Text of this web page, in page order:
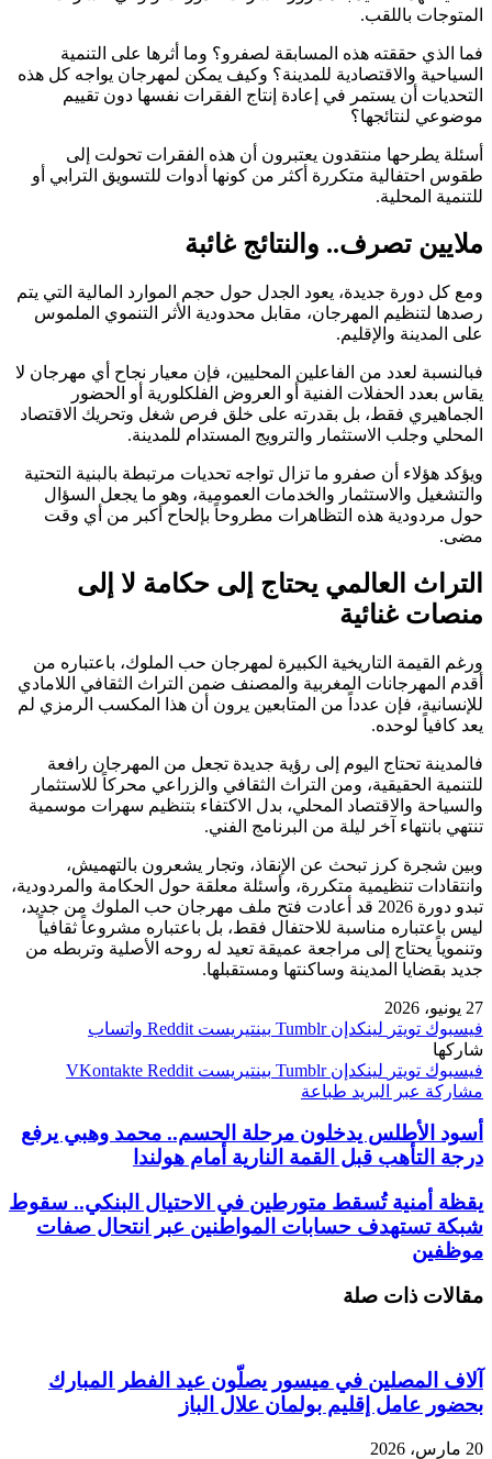
المتوجات باللقب.
فما الذي حققته هذه المسابقة لصفرو؟ وما أثرها على التنمية
السياحية والاقتصادية للمدينة؟ وكيف يمكن لمهرجان يواجه كل هذه
التحديات أن يستمر في إعادة إنتاج الفقرات نفسها دون تقييم
موضوعي لنتائجها؟
أسئلة يطرحها منتقدون يعتبرون أن هذه الفقرات تحولت إلى
طقوس احتفالية متكررة أكثر من كونها أدوات للتسويق الترابي أو
للتنمية المحلية.
ملايين تصرف.. والنتائج غائبة
ومع كل دورة جديدة، يعود الجدل حول حجم الموارد المالية التي يتم
رصدها لتنظيم المهرجان، مقابل محدودية الأثر التنموي الملموس
على المدينة والإقليم.
فبالنسبة لعدد من الفاعلين المحليين، فإن معيار نجاح أي مهرجان لا
يقاس بعدد الحفلات الفنية أو العروض الفلكلورية أو الحضور
الجماهيري فقط، بل بقدرته على خلق فرص شغل وتحريك الاقتصاد
المحلي وجلب الاستثمار والترويج المستدام للمدينة.
ويؤكد هؤلاء أن صفرو ما تزال تواجه تحديات مرتبطة بالبنية التحتية
والتشغيل والاستثمار والخدمات العمومية، وهو ما يجعل السؤال
حول مردودية هذه التظاهرات مطروحاً بإلحاح أكبر من أي وقت
مضى.
التراث العالمي يحتاج إلى حكامة لا إلى
منصات غنائية
ورغم القيمة التاريخية الكبيرة لمهرجان حب الملوك، باعتباره من
أقدم المهرجانات المغربية والمصنف ضمن التراث الثقافي اللامادي
للإنسانية، فإن عدداً من المتابعين يرون أن هذا المكسب الرمزي لم
يعد كافياً لوحده.
فالمدينة تحتاج اليوم إلى رؤية جديدة تجعل من المهرجان رافعة
للتنمية الحقيقية، ومن التراث الثقافي والزراعي محركاً للاستثمار
والسياحة والاقتصاد المحلي، بدل الاكتفاء بتنظيم سهرات موسمية
تنتهي بانتهاء آخر ليلة من البرنامج الفني.
وبين شجرة كرز تبحث عن الإنقاذ، وتجار يشعرون بالتهميش،
وانتقادات تنظيمية متكررة، وأسئلة معلقة حول الحكامة والمردودية،
تبدو دورة 2026 قد أعادت فتح ملف مهرجان حب الملوك من جديد،
ليس باعتباره مناسبة للاحتفال فقط، بل باعتباره مشروعاً ثقافياً
وتنموياً يحتاج إلى مراجعة عميقة تعيد له روحه الأصلية وتربطه من
جديد بقضايا المدينة وساكنتها ومستقبلها.
27 يونيو، 2026
فيسبوك تويتر لينكدإن بينتيريست
واتساب
شاركها
فيسبوك تويتر لينكدإن بينتيريست
مشاركة عبر البريد طباعة
أسود الأطلس يدخلون مرحلة الحسم.. محمد وهبي يرفع
درجة التأهب قبل القمة النارية أمام هولندا
يقظة أمنية تُسقط متورطين في الاحتيال البنكي.. سقوط
شبكة تستهدف حسابات المواطنين عبر انتحال صفات
موظفين
مقالات ذات صلة
آلاف المصلين في ميسور يصلّون عيد الفطر المبارك
بحضور عامل إقليم بولمان علال الباز
20 مارس، 2026